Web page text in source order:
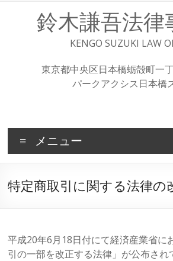
鈴木謙吾法律
KENGO SUZUKI LAW
東京都中央区日本橋蛎殻町一
パークアクシス日本橋
メニュー
特定商取引に関する法律の
平成20年6月18日付にて経済産業省に
引の一部を改正する法律」が公布され